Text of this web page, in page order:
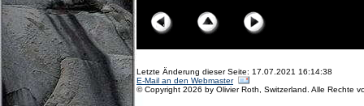
Letzte Änderung dieser Seite: 17.07.2021 16:14:38
E-Mail an den Webmaster
© Copyright 2026 by Olivier Roth, Switzerland. Alle Rechte